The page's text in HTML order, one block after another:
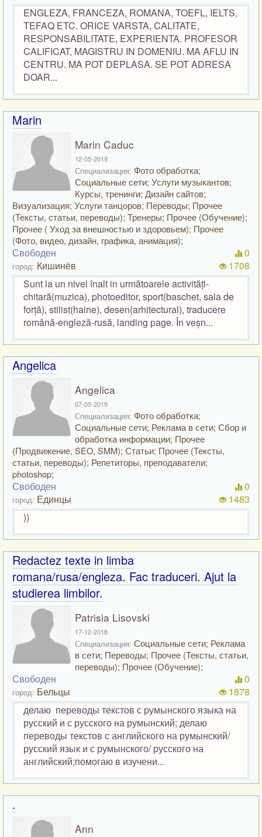
ENGLEZA, FRANCEZA, ROMANA, TOEFL, IELTS,
TEFAQ ETC. ORICE VARSTA, CALITATE,
RESPONSABILITATE, EXPERIENTA. PROFESOR
CALIFICAT, MAGISTRU IN DOMENIU. MA AFLU IN
CENTRU. MA POT DEPLASA. SE POT ADRESA
DOAR...
Marin
Marin Caduc
12-05-2019
Специализация: Фото обработка;
Социальные сети; Услуги музыкантов;
Курсы, тренинги; Дизайн сайтов;
Визуализация; Услуги танцоров; Переводы; Прочее
(Тексты, статьи, переводы); Тренеры; Прочее (Обучение);
Прочее ( Уход за внешностью и здоровьем); Прочее
(Фото, видео, дизайн, графика, анимация);
Свободен
город: Кишинёв
0
1708
Sunt la un nivel înalt in următoarele activități-
chitară(muzica), photoeditor, sport(baschet, sala de
forță), stilist(haine), desen(arhitectural), traducere
română-engleză-rusă, landing page. În veșn...
Angelica
Angelica
07-05-2019
Специализация: Фото обработка;
Социальные сети; Реклама в сети; Сбор и
обработка информации; Прочее
(Продвижение, SEO, SMM); Статьи; Прочее (Тексты,
статьи, переводы); Репетиторы, преподаватели;
photoshop;
Свободен
город: Единцы
0
1483
))
Redactez texte in limba
romana/rusa/engleza. Fac traduceri. Ajut la
studierea limbilor.
Patrisia Lisovski
17-12-2018
Специализация: Социальные сети; Реклама
в сети; Переводы; Прочее (Тексты, статьи,
переводы); Прочее (Обучение);
Свободен
город: Бельцы
0
1878
делаю переводы текстов с румынского языка на
русский и с русского на румынский; делаю
переводы текстов с английского на румынский/
русский язык и с румынского/ русского на
английский;помогаю в изучени...
.
Ann